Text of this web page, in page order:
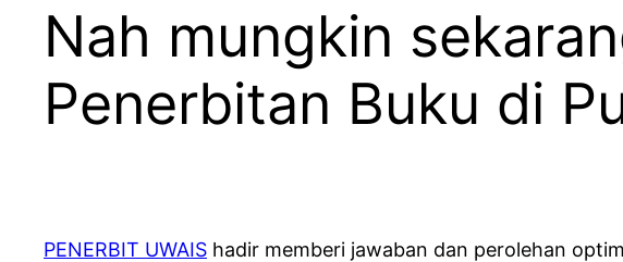
Nah mungkin
Penerbitan Buku di
PENERBIT UWAIS hadir memberi jawaban dan perolehan